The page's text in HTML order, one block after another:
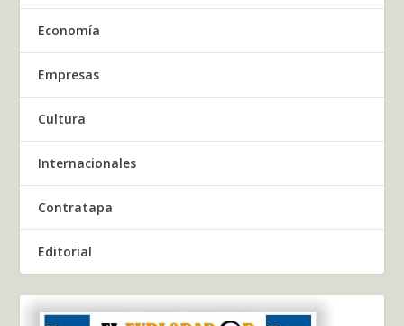
Economía
Empresas
Cultura
Internacionales
Contratapa
Editorial